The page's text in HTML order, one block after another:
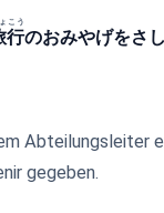
行
こう
のおみやげをさ
Abteilungsleiter
gegeben.